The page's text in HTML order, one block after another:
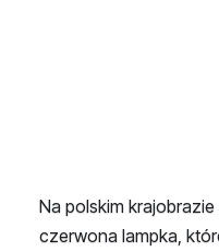
Na polskim
czerwona lampka,